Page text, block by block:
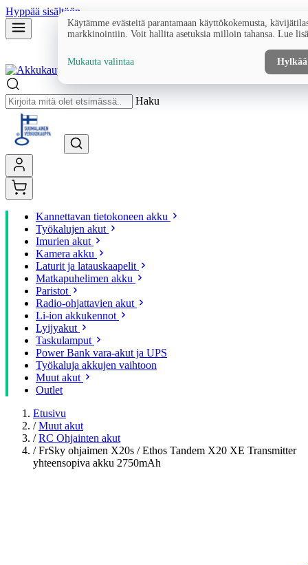
Hyppää sisältöön
Haku
Kannettavan tietokoneen akku
Työkalujen akut
Imurien akut
Kamera akku
Laturit ja latauskaapelit
Matkapuhelimen akku
Paristot
Radio-ohjattavien akut
Li-ion akkukennot
Lyijyakut
Taskulamput
Power Bank vara-akut ja UPS
Työkaluja akkujen vaihtoon
Muut akut
Outlet
Etusivu
/ Muut akut
/ RC Ohjainten akut
/ FrSky ohjaimen X20s / Ethos Tandem X20 XE Transmitter
yhteensopiva akku 2750mAh
Käytämme evästeitä parantamaan käyttökokemusta,
markkinointiin. Voit hallita asetuksia milloin tahansa. Lue
Mukauta valintaa Hylkää